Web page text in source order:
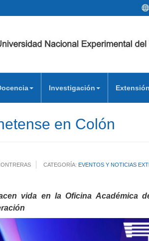
Investigación Extensión
en Colón
CATEGORÍA: EVENTOS Y NOTICIAS
vida en la Oficina Académica